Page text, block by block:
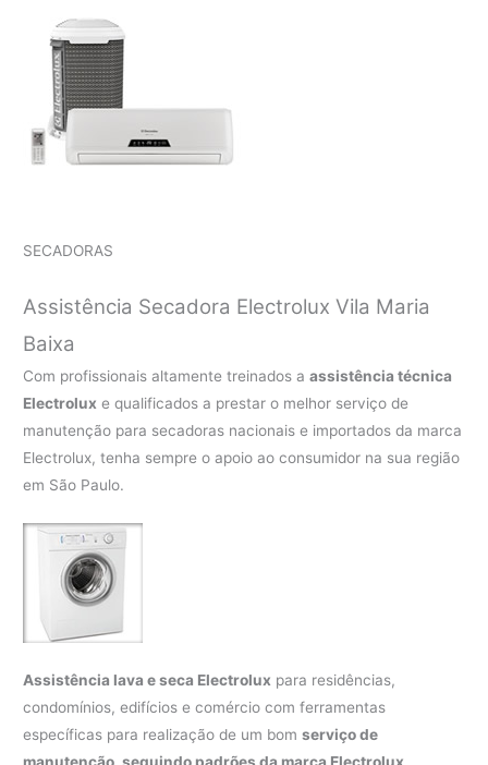
SECADORAS
Assistência Secadora Electrolux Vila Maria
Baixa
Com profissionais altamente treinados aassistência técnica
Electrolux e qualificados a prestar o melhor serviço de
manutenção para secadoras nacionais e importados da marca
Electrolux, tenha sempre o apoio ao consumidor na sua região
em São Paulo.
Assistência lava e seca Electrolux para residências,
condomínios, edifícios e comércio com ferramentas
específicas para realização de um bomserviço de